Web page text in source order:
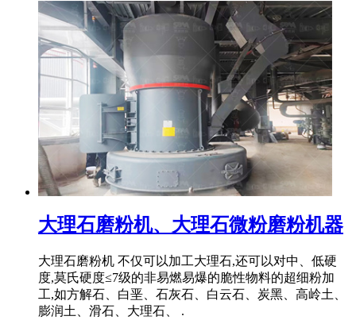
大理石磨粉机、大理石微粉磨粉机器
大理石磨粉机 不仅可以加工大理石,还可以对中、低硬
度,莫氏硬度≤7级的非易燃易爆的脆性物料的超细粉加
工,如方解石、白垩、石灰石、白云石、炭黑、高岭土、
膨润土、滑石、大理石、 .